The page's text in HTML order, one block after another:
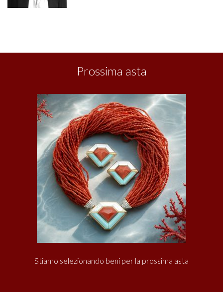
Prossima asta
Stiamo selezionando beni per la prossima asta